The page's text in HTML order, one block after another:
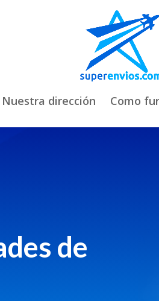
Nuestra dirección Como
de